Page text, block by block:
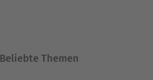
Beliebte Themen